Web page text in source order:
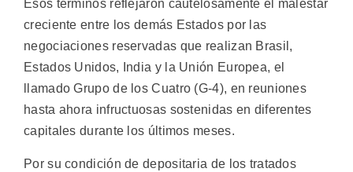
Esos términos reflejaron cautelosamente el malestar
creciente entre los demás Estados por las
negociaciones reservadas que realizan Brasil,
Estados Unidos, India y la Unión Europea, el
llamado Grupo de los Cuatro (G-4), en reuniones
hasta ahora infructuosas sostenidas en diferentes
capitales durante los últimos meses.
Por su condición de depositaria de los tratados